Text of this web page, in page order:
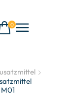
0